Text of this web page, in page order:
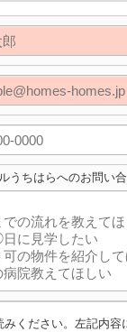
うちはらへのお問い合
みください。左記内